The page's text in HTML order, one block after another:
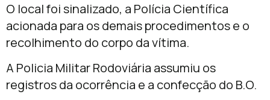
O local foi sinalizado, a Polícia Científica
acionada para os demais procedimentos e o
recolhimento do corpo da vítima.
A Policia Militar Rodoviária assumiu os
registros da ocorrência e a confecção do B.O.